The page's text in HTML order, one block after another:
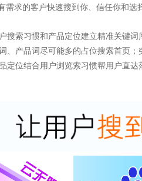
需求的客户快速搜到你、信任你和
搜索习惯和产品定位建立精准关键词
、产品词尽可能多的占位搜索首页
定位结合用户浏览索习惯帮用户直